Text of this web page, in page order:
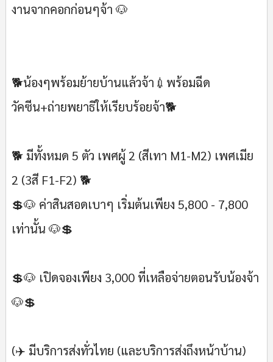
งานจากคอกก่อนๆจ้า 🐶
🐕น้องๆพร้อมย้ายบ้านแล้วจ้า💉พร้อมฉีด
วัคซีน+ถ่ายพยาธิให้เรียบร้อยจ้า🐕
🐕 มีทั้งหมด 5 ตัว เพศผู้ 2 (สีเทา M1-M2) เพศเมีย
2 (3สี F1-F2) 🐕
💲🐶 ค่าสินสอดเบาๆ เริ่มต้นเพียง 5,800 - 7,800
เท่านั้น 🐶💲
💲🐶 เปิดจองเพียง 3,000 ที่เหลือจ่ายตอนรับน้องจ้า
🐶💲
(✈️ มีบริการส่งทั่วไทย (และบริการส่งถึงหน้าบ้าน)